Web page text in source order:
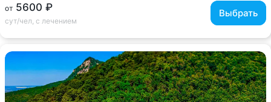
от 5600 ₽
сут/чел, с лечением
Выбрать